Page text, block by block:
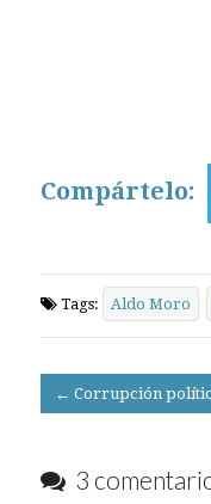
Compártelo:
Tags: Aldo Moro
Post
← Corrupción
3